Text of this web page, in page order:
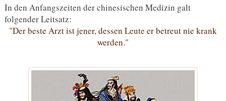
In den Anfangszeiten der chinesischen Medizin galt
folgender Leitsatz:
"Der beste Arzt ist jener, dessen Leute er betreut nie krank
werden."